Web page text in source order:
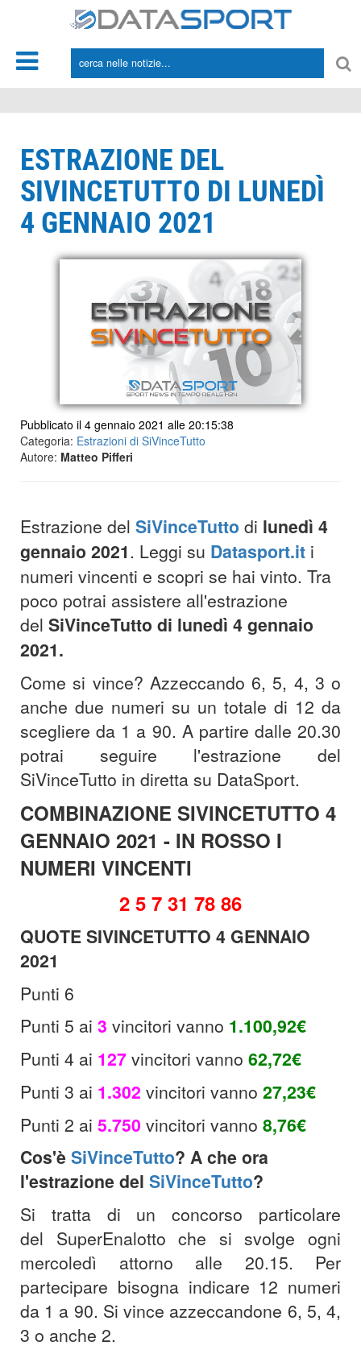
ESTRAZIONE DEL
SIVINCETUTTO DI LUNEDÌ
4 GENNAIO 2021
Pubblicato il 4 gennaio 2021 alle 20:15:38
Categoria: Estrazioni di SiVinceTutto
Autore: Matteo Pifferi
Estrazione del SiVinceTutto di lunedì 4
gennaio 2021. Leggi su Datasport.it i
numeri vincenti e scopri se hai vinto. Tra
poco potrai assistere all'estrazione
del SiVinceTutto di lunedì 4 gennaio
2021.
Come si vince? Azzeccando 6, 5, 4, 3 o
anche due numeri su un totale di 12 da
scegliere da 1 a 90. A partire dalle 20.30
potrai seguire l'estrazione del
SiVinceTutto in diretta su DataSport.
COMBINAZIONE SIVINCETUTTO 4
GENNAIO 2021 - IN ROSSO I
NUMERI VINCENTI
2 5 7 31 78 86
QUOTE SIVINCETUTTO 4 GENNAIO
2021
Punti 6
Punti 5 ai 3 vincitori vanno 1.100,92€
Punti 4 ai 127 vincitori vanno 62,72€
Punti 3 ai 1.302 vincitori vanno 27,23€
Punti 2 ai 5.750 vincitori vanno 8,76€
Cos'èSiVinceTutto? A che ora
l'estrazione del SiVinceTutto?
Si tratta di un concorso particolare
del SuperEnalotto che si svolge ogni
mercoledì attorno alle 20.15. Per
partecipare bisogna indicare 12 numeri
da 1 a 90. Si vince azzeccandone 6, 5, 4,
3 o anche 2.